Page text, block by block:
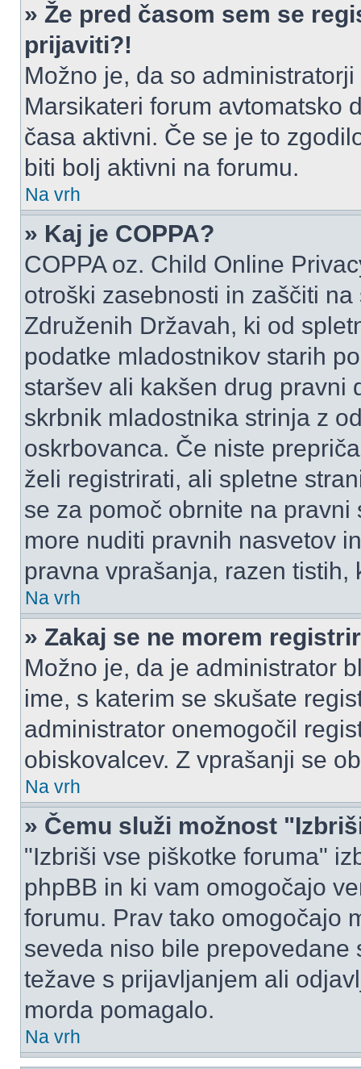
» Že pred časom sem se
prijaviti?!
Možno je, da so
Marsikateri forum avtomatsko
časa aktivni. Če se je to
biti bolj aktivni na forumu.
Na vrh
» Kaj je COPPA?
COPPA oz. Child Online
otroški zasebnosti in zaščiti
Združenih Državah, ki od
podatke mladostnikov starih
staršev ali kakšen drug pravni
skrbnik mladostnika strinja z
oskrbovanca. Če niste
želi registrirati, ali spletne
se za pomoč obrnite na
more nuditi pravnih nasvetov
pravna vprašanja, razen tistih,
Na vrh
» Zakaj se ne morem
Možno je, da je administrator
ime, s katerim se skušate
administrator onemogočil
obiskovalcev. Z vprašanji se
Na vrh
» Čemu služi možnost
"Izbriši vse piškotke foruma"
phpBB in ki vam omogočajo
forumu. Prav tako omogočajo
seveda niso bile
težave s prijavljanjem ali
morda pomagalo.
Na vrh